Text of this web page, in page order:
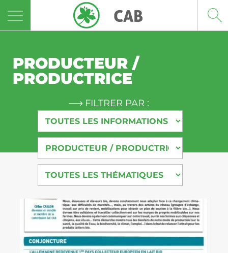
PRODUCTEUR /
PRODUCTRICE
FILTRER PAR :
Panneau de gestion des cookies